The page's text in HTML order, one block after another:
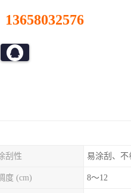
13658032576
刮性 易涂刮、
度 (cm) 8～12